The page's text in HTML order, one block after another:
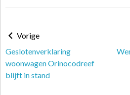
Vorige
Geslotenverklaring
woonwagen Orinocodreef
blijft in stand